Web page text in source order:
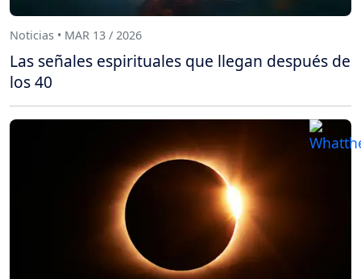
Noticias • MAR 13 / 2026
Las señales espirituales que llegan después de
los 40